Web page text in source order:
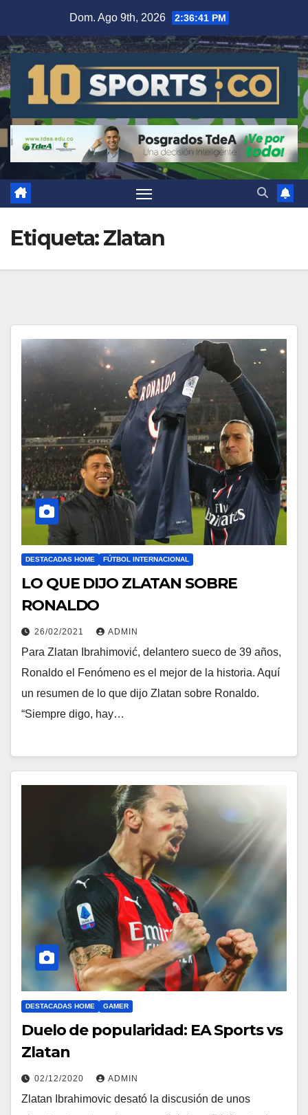
Dom. Ago 9th, 2026 2:36:41 PM
Etiqueta:Zlatan
DESTACADAS HOME FÚTBOL INTERNACIONAL
LO QUE DIJO ZLATAN SOBRE
RONALDO
26/02/2021 ADMIN
Para Zlatan Ibrahimović, delantero sueco de 39 años,
Ronaldo el Fenómeno es el mejor de la historia. Aquí
un resumen de lo que dijo Zlatan sobre Ronaldo.
“Siempre digo, hay…
DESTACADAS HOME GAMER
Duelo de popularidad: EA Sports vs
Zlatan
02/12/2020 ADMIN
Zlatan Ibrahimovic desató la discusión de unos